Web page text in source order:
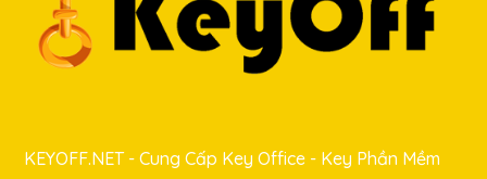
KEYOFF.NET - Cung Cấp Key Office - Key Phần Mềm